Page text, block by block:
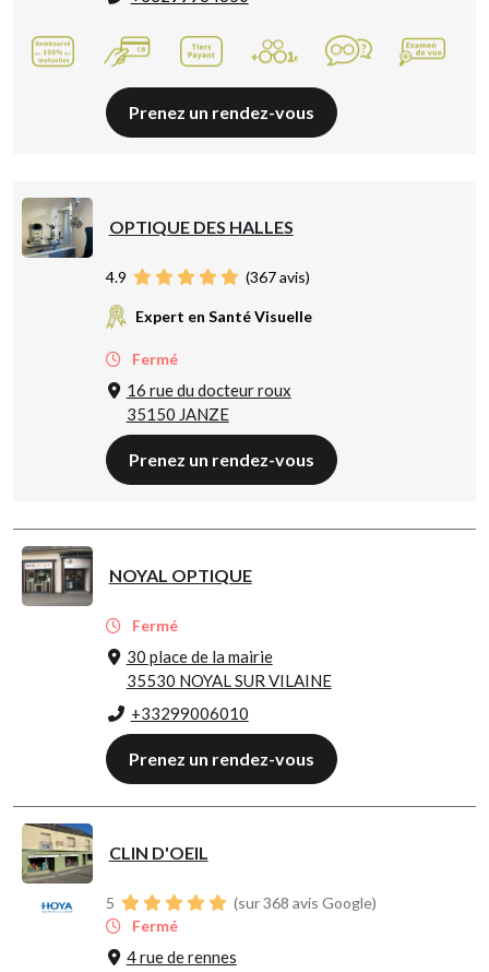
Prenez un rendez-vous
OPTIQUE DES HALLES
4.9 (367avis)
Expert en Santé Visuelle
Fermé
16 rue du docteur roux
35150 JANZE
Prenez un rendez-vous
NOYAL OPTIQUE
Fermé
30 place de la mairie
35530 NOYAL SUR VILAINE
+33299006010
Prenez un rendez-vous
CLIN D'OEIL
5
(sur 368 avis Google)
Fermé
4 rue de rennes